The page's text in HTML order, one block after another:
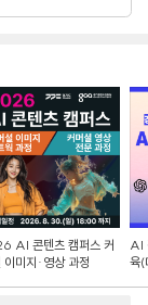
분야 취업준비생
AI 콘텐츠 캠퍼스 커
이미지·영상 과정
AI
육(